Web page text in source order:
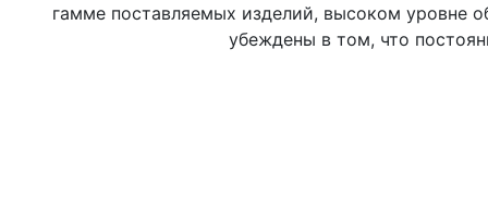
гамме поставляемых изделий, высоком уровне
убеждены в том, что